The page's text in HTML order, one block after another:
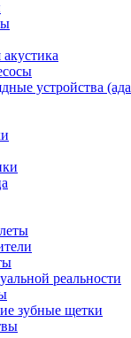
устройства
реальности
зубные щетки